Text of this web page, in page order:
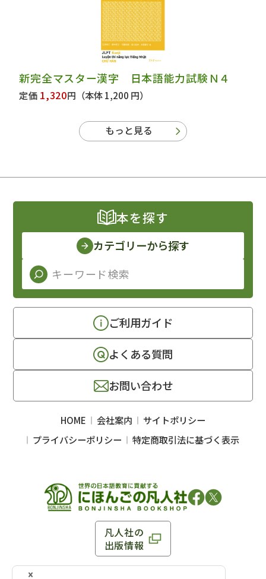
新完全マスター漢字 日本語能力試験Ｎ４
定価 1,320円 （本体 1,200 円）
もっと見る
凡人社の
出版情報
〒102-0093 東京都千代田区平河町 1-3-13 8F
本を探す
カテゴリーから探す
ご利用ガイド
よくある質問
お問い合わせ
HOME 会社案内
サイトポリシー
プライバシーポリシー
特定商取引法に基づく表示